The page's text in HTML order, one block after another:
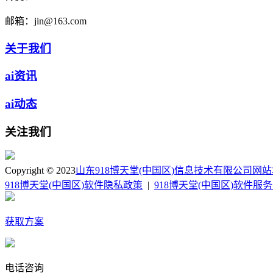
邮箱： jin@163.com
关于我们
ai资讯
ai动态
关注我们
Copyright © 2023山东918博天堂(中国区)信息技术有限公司 网
918博天堂(中国区)软件隐私政策
918博天堂(中国区)软件服
获取方案
电话咨询